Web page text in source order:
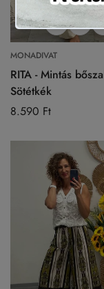
MONADIVAT
RITA - Mintás
Sötétkék
Normál
8.590 Ft